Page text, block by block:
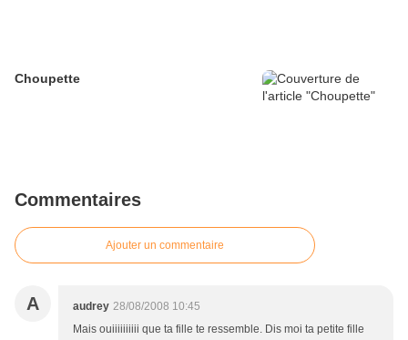
Choupette
Commentaires
Ajouter un commentaire
A audrey 28/08/2008 10:45
Mais ouiiiiiiiiii que ta fille te ressemble. Dis moi ta petite fille